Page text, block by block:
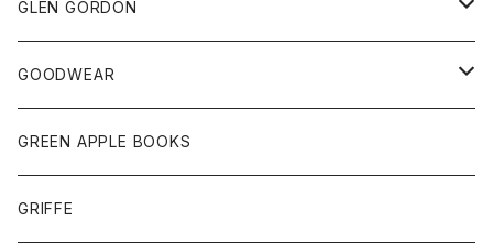
チーフ
トップス
シャツ
タンクトップ
ボトム
ショートパンツ
スカート
レディース
スカート
トップス
Tシャツ
GLEN GORDON
グッズ
手袋
GOODWEAR
トップス
Tシャツ
GREEN APPLE BOOKS
GRIFFE